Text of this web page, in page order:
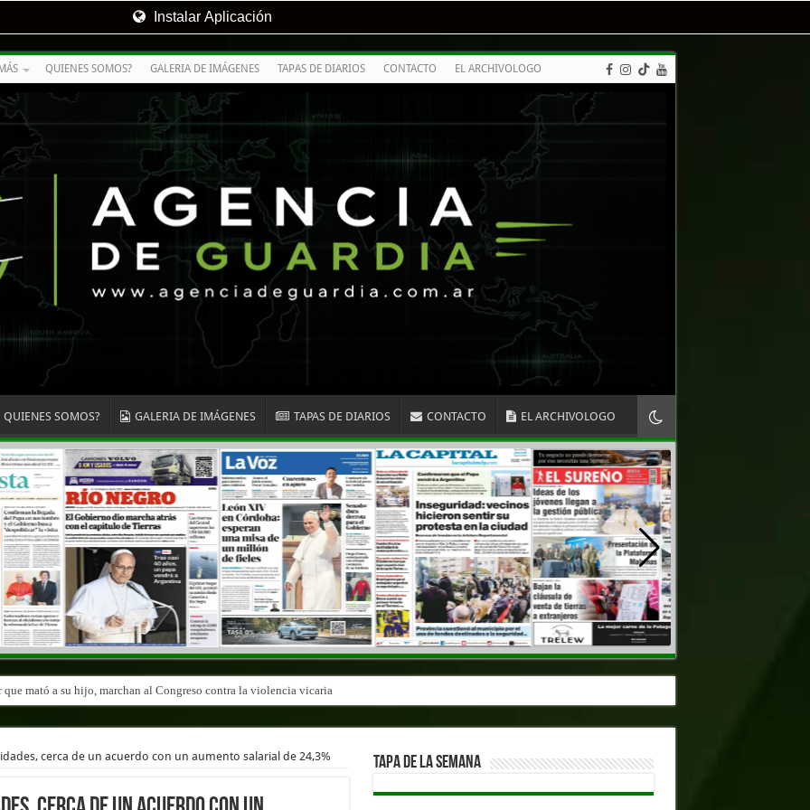
Instalar Aplicación
QUIENES SOMOS? GALERIA DE IMÁGENES TAPAS DE DIARIOS CONTACTO EL ARCHIVOLOGO
QUIENES SOMOS? GALERIA DE IMÁGENES TAPAS DE DIARIOS CONTACTO EL ARCHIVOLOGO
que mató a su hijo, marchan al Congreso contra la violencia vicaria
que mató a su hijo, marchan al Congreso contra la violencia vicaria
cerca de un acuerdo con un aumento salarial de 24,3% TAPA DE LA SEMANA